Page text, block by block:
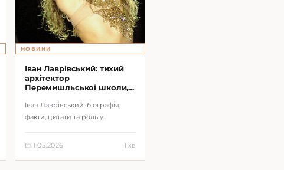
НОВИНИ
Іван Лаврівський: тихий
архітектор
Перемишльської школи,
модерної сцени
Іван Лаврівський: біографія,
факти, цитати та роль у
11.05.2026 1 хв